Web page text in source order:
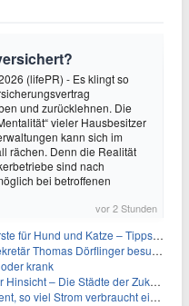
(lifePR) - Es klingt so
und zurücklehnen. Die
vieler Hausbesitzer
kann sich im
rächen. Denn die Realität
sind nach
bei betroffenen
vor 2 Stunden
Katze – Tipps zur erfolgreichen Eingewöhnung
besucht Handwerksbetrieb im Kammerbezirk Freiburg
krank
– Die Städte der Zukunft sind grün-blau
Strom verbraucht ein Aufzug im Gebäude